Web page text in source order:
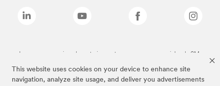
This website uses cookies on your device to enhance site
navigation, analyze site usage, and deliver you advertisements
Las marcas mencionadas anteriormente son marcas comerciales de 3M.